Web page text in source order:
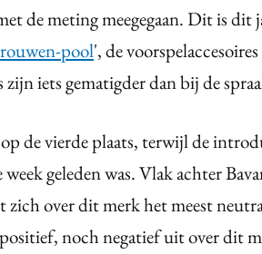
de meting meegegaan. Dit is dit
pool', de
zijn iets gematigder dan bij de
de vierde plaats, terwijl de
week geleden was. Vlak achter
zich over dit merk het meest
noch negatief uit over dit